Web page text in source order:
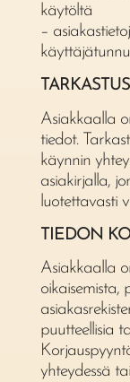
käytöltä
–
Asiakkaalla
tiedot.
käynnin
asiakirjalla,
luotettavasti
TIEDON
Asiakkaalla
oikaisemista,
puutteellisia
yhteydessä